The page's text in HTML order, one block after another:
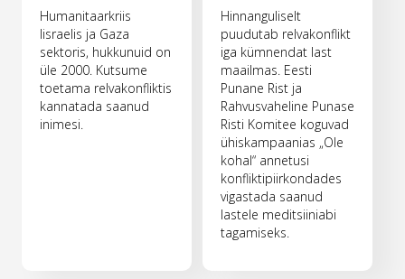
Humanitaarkriis
Iisraelis ja Gaza
sektoris, hukkunuid on
üle 2000. Kutsume
toetama relvakonfliktis
kannatada saanud
inimesi.
Hinnanguliselt
puudutab relvakonflikt
iga kümnendat last
maailmas. Eesti
Punane Rist ja
Rahvusvaheline Punase
Risti Komitee koguvad
ühiskampaanias „Ole
kohal“ annetusi
konfliktipiirkondades
vigastada saanud
lastele meditsiiniabi
tagamiseks.